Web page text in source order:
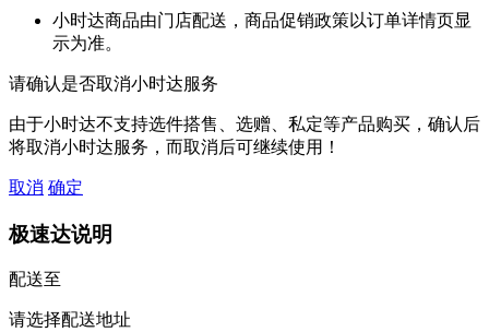
小时达商品由门店配送，商品促销政策以订单详情页显
示为准。
请确认是否取消小时达服务
由于小时达不支持选件搭售、选赠、私定等产品购买，确认后
将取消小时达服务，而取消后可继续使用！
取消 确定
极速达说明
配送至
请选择配送地址